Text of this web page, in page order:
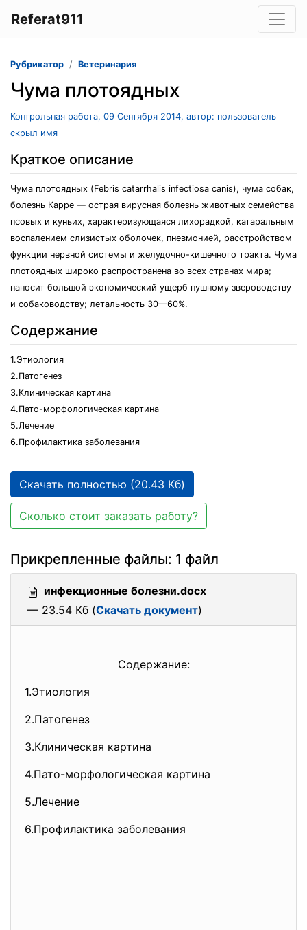
Referat911
Рубрикатор Ветеринария
Чума плотоядных
Контрольная работа, 09 Сентября 2014, автор: пользователь
скрыл имя
Краткое описание
Чума плотоядных (Febris catarrhalis infectiosa canis), чума собак,
болезнь Карре — острая вирусная болезнь животных семейства
псовых и куньих, характеризующаяся лихорадкой, катаральным
воспалением слизистых оболочек, пневмонией, расстройством
функции нервной системы и желудочно-кишечного тракта. Чума
плотоядных широко распространена во всех странах мира;
наносит большой экономический ущерб пушному звероводству
и собаководству; летальность 30—60%.
Содержание
1.Этиология
2.Патогенез
3.Клиническая картина
4.Пато-морфологическая картина
5.Лечение
6.Профилактика заболевания
Скачать полностью (20.43 Кб)
Сколько стоит заказать работу?
Прикрепленные файлы: 1 файл
инфекционные болезни.docx
— 23.54 Кб (Скачать документ)
Содержание:
1.Этиология
2.Патогенез
3.Клиническая картина
4.Пато-морфологическая картина
5.Лечение
6.Профилактика заболевания